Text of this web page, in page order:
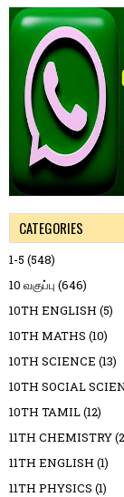
CATEGORIES
1-5 (548)
10 வகுப்பு (646)
10TH ENGLISH (5)
10TH MATHS (10)
10TH SCIENCE (13)
10TH SOCIAL
10TH TAMIL(12)
11TH CHEMISTRY
11TH ENGLISH (1)
11TH PHYSICS (1)